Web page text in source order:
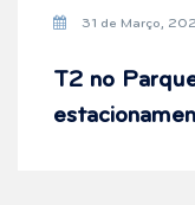
31 de Março,
T2 no